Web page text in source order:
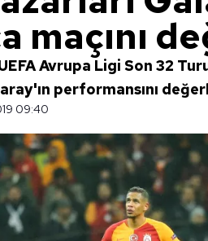
maçını
Avrupa Ligi Son 32
performansını
09:40